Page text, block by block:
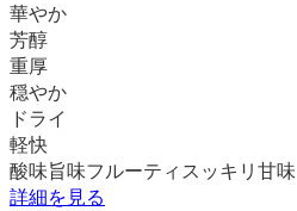
華やか
芳醇
重厚
穏やか
ドライ
軽快
酸味旨味フルーティ スッキリ 甘味
詳細を見る